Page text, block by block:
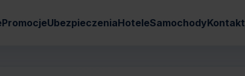
PromocjeUbezpieczeniaHoteleSamochodyKontakt